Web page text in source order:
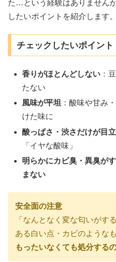
た…という経験はありません
したいポイントを紹介します。
チェックしたいポイント
香りがほとんどしない ：
たない
風味が平坦 ：酸味や甘み
けた味に
酸っぱさ・渋さだけが目
「イヤな酸味」
明らかにカビ臭・異臭が
まない
安全面の注意
「なんとなく変な匂いがす
ある白い点・カビのような
もったいなくても処分する